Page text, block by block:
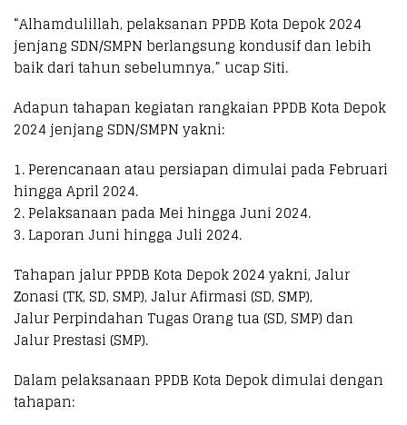
“Alhamdulillah, pelaksanan PPDB Kota Depok 2024
jenjang SDN/SMPN berlangsung kondusif dan lebih
baik dari tahun sebelumnya,” ucap Siti.
Adapun tahapan kegiatan rangkaian PPDB Kota Depok
2024 jenjang SDN/SMPN yakni:
1. Perencanaan atau persiapan dimulai pada Februari
hingga April 2024.
2. Pelaksanaan pada Mei hingga Juni 2024.
3. Laporan Juni hingga Juli 2024.
Tahapan jalur PPDB Kota Depok 2024 yakni, Jalur
Zonasi (TK, SD, SMP), Jalur Afirmasi (SD, SMP),
Jalur Perpindahan Tugas Orang tua (SD, SMP) dan
Jalur Prestasi (SMP).
Dalam pelaksanaan PPDB Kota Depok dimulai dengan
tahapan: